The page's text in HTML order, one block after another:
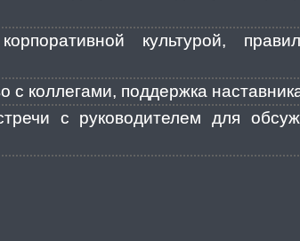
культурой,
с коллегами, поддержка
с руководителем для